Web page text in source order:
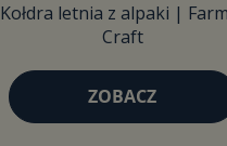
Kołdra letnia z alpaki |
Craft
ZOBACZ